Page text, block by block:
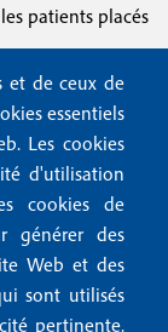
et de ceux de
essentiels
Les cookies
d'utilisation
cookies de
générer des
Web et des
sont utilisés
pertinente.
patients placés
les équipes
hôpital, en
tout
nationales,
française
des éléments
tableau Ici-